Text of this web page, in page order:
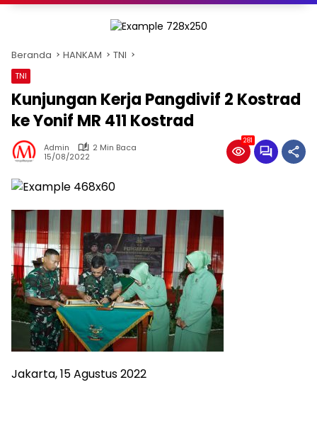
Beranda HANKAM TNI
TNI
Kunjungan Kerja Pangdivif 2 Kostrad
ke Yonif MR 411 Kostrad
Admin
2 Min Baca
15/08/2022
281
Jakarta, 15 Agustus 2022